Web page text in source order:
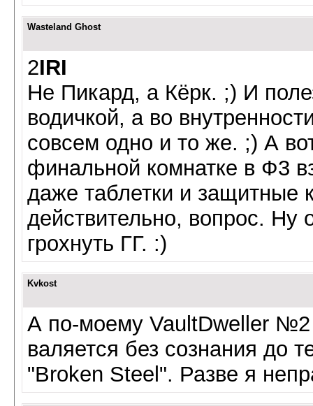
Wasteland Ghost
2IRI
Не Пикард, а Кёрк. ;) И
водичкой, а во
совсем одно и то же. ;) А
финальной комнатке в Ф3
даже таблетки и защитные
действительно, вопрос. Ну
грохнуть ГГ. :)
Kvkost
А по-моему VaultDweller №2
валяется без сознания до
"Broken Steel". Разве я